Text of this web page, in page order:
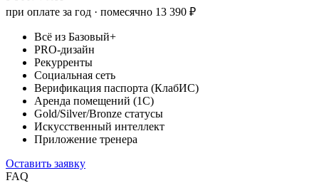
при оплате за год · помесячно 13 390 ₽
Всё из Базовый+
PRO-дизайн
Рекурренты
Социальная сеть
Верификация паспорта (КлабИС)
Аренда помещений (1С)
Gold/Silver/Bronze статусы
Искусственный интеллект
Приложение тренера
Оставить заявку
FAQ